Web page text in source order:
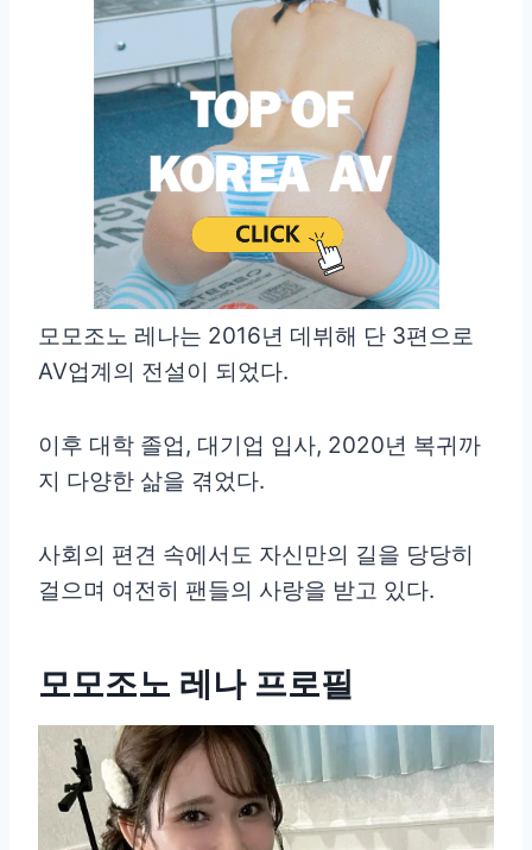
모모조노 레나는 2016년 데뷔해 단 3편으로
AV업계의 전설이 되었다.
이후 대학 졸업, 대기업 입사, 2020년 복귀까
지 다양한 삶을 겪었다.
사회의 편견 속에서도 자신만의 길을 당당히
걸으며 여전히 팬들의 사랑을 받고 있다.
모모조노 레나 프로필